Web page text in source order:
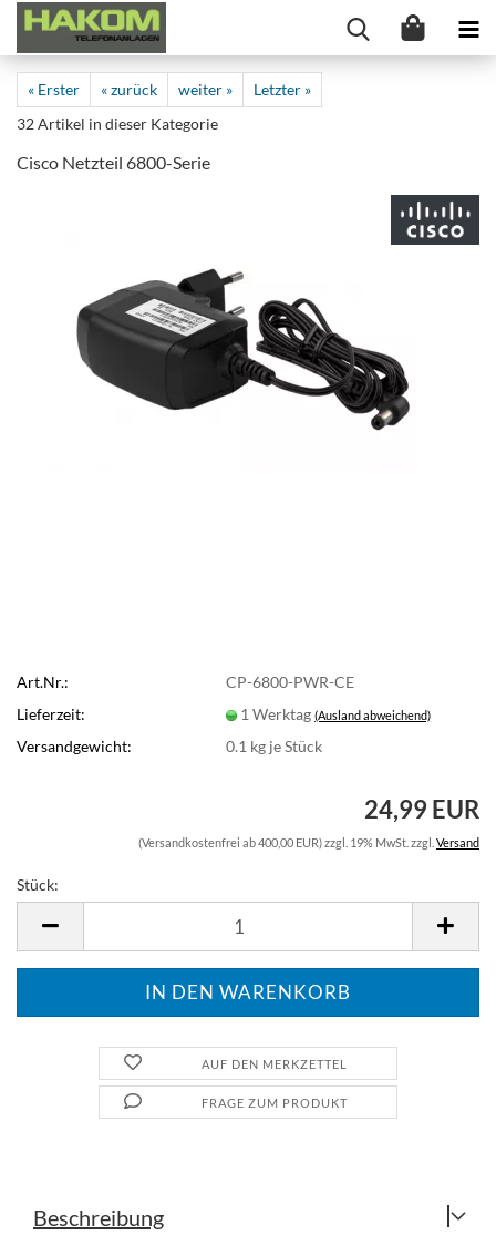
« Erster « zurück weiter »
Letzter »
32Artikel in dieser Kategorie
Cisco Netzteil 6800-Serie
Art.Nr.:
CP-6800-PWR-CE
Lieferzeit:
1 Werktag(Ausland abweichend)
Versandgewicht: 0.1 kg je Stück
24,99 EUR
(Versandkostenfrei ab 400,00 EUR) zzgl. 19% MwSt. zzgl. Versand
Stück:
AUF DEN MERKZETTEL
FRAGE ZUM PRODUKT
Beschreibung